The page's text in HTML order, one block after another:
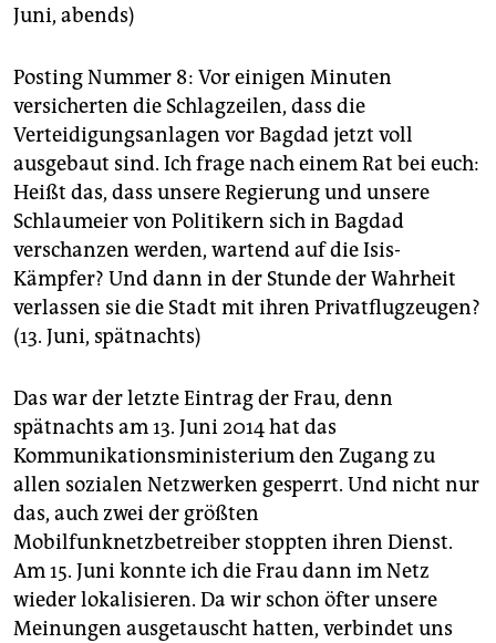
Juni, abends)
Posting Nummer 8: Vor einigen Minuten
versicherten die Schlagzeilen, dass die
Verteidigungsanlagen vor Bagdad jetzt voll
ausgebaut sind. Ich frage nach einem Rat bei euch:
Heißt das, dass unsere Regierung und unsere
Schlaumeier von Politikern sich in Bagdad
verschanzen werden, wartend auf die Isis-
Kämpfer? Und dann in der Stunde der Wahrheit
verlassen sie die Stadt mit ihren Privatflugzeugen?
(13. Juni, spätnachts)
Das war der letzte Eintrag der Frau, denn
spätnachts am 13. Juni 2014 hat das
Kommunikationsministerium den Zugang zu
allen sozialen Netzwerken gesperrt. Und nicht nur
das, auch zwei der größten
Mobilfunknetzbetreiber stoppten ihren Dienst.
Am 15. Juni konnte ich die Frau dann im Netz
wieder lokalisieren. Da wir schon öfter unsere
Meinungen ausgetauscht hatten, verbindet uns